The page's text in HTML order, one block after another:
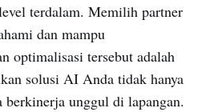
terdalam. Memilih partner
dan mampu
optimalisasi tersebut adalah
solusi AI Anda tidak hanya
unggul di lapangan.